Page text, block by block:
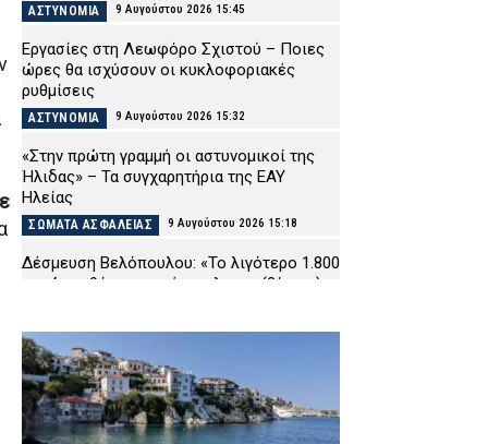
ΑΣΤΥΝΟΜΙΑ 9 Αυγούστου 2026 15:45
Εργασίες στη Λεωφόρο Σχιστού – Ποιες
ώρες θα ισχύσουν οι κυκλοφοριακές
ρυθμίσεις
ΑΣΤΥΝΟΜΙΑ 9 Αυγούστου 2026 15:32
«Στην πρώτη γραμμή οι αστυνομικοί της
Ήλιδας» – Τα συγχαρητήρια της ΕΑΥ
Ηλείας
ΣΩΜΑΤΑ ΑΣΦΑΛΕΙΑΣ 9 Αυγούστου 2026 15:18
Δέσμευση Βελόπουλου: «Το λιγότερο 1.800
ευρώ μισθός στους ένστολους» (βίντεο)
Βόλος: Ανήλικος με τέσσερις συσκευασίες
κάνναβης – Τον εντόπισαν αστυνομικοί της
ΟΠΚΕ
ΑΣΤΥΝΟΜΙΑ 9 Αυγούστου 2026 14:39